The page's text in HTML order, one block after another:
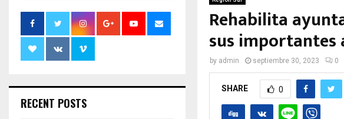
Rehabilita
sus importantes
by admin septiembre 30, 2023 0
SHARE 0
RECENT POSTS